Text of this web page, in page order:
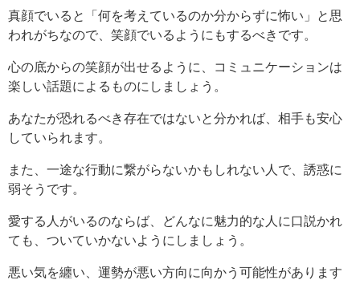
真顔でいると「何を考えているのか分からずに怖い」と思
われがちなので、笑顔でいるようにもするべきです。
心の底からの笑顔が出せるように、コミュニケーションは
楽しい話題によるものにしましょう。
あなたが恐れるべき存在ではないと分かれば、相手も安心
していられます。
また、一途な行動に繋がらないかもしれない人で、誘惑に
弱そうです。
愛する人がいるのならば、どんなに魅力的な人に口説かれ
ても、ついていかないようにしましょう。
悪い気を纏い、運勢が悪い方向に向かう可能性があります